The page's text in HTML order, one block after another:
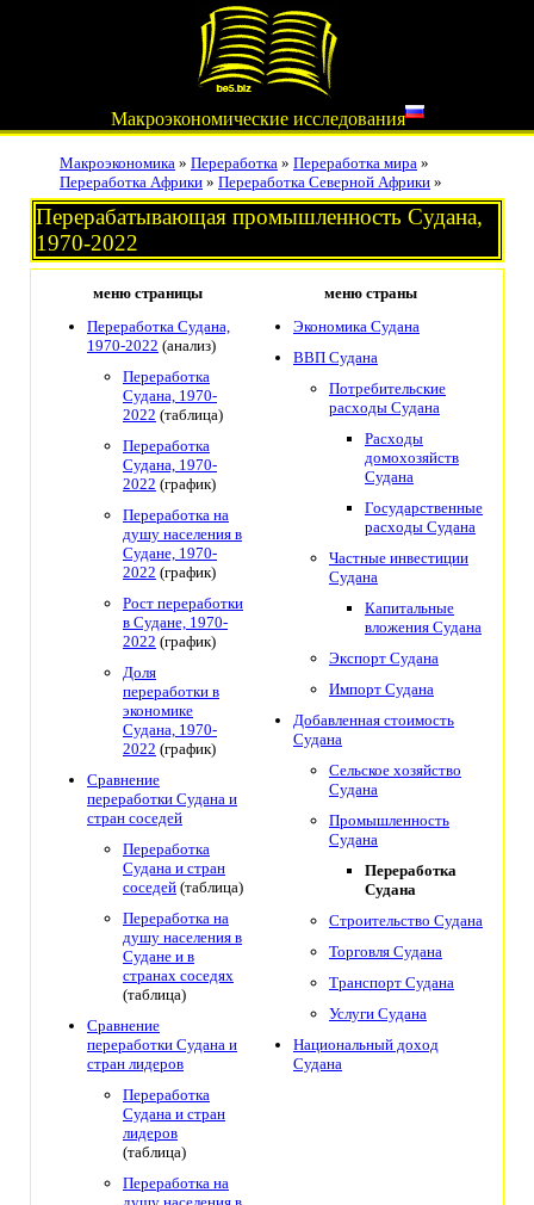
Макроэкономические исследования
Макроэкономика » Переработка » Переработка мира »
Переработка Африки » Переработка Северной Африки »
Перерабатывающая промышленность Судана,
1970-2022
меню страницы
меню страны
Переработка Судана,
1970-2022 (анализ)
Переработка
Судана, 1970-
2022 (таблица)
Переработка
Судана, 1970-
2022 (график)
Переработка на
душу населения в
Судане, 1970-
2022 (график)
Рост переработки
в Судане, 1970-
2022 (график)
Доля
переработки в
экономике
Судана, 1970-
2022 (график)
Сравнение
переработки Судана и
стран соседей
Переработка
Судана и стран
соседей (таблица)
Переработка на
душу населения в
Судане и в
странах соседях
(таблица)
Сравнение
переработки Судана и
стран лидеров
Переработка
Судана и стран
лидеров
(таблица)
Переработка на
Экономика Судана
ВВП Судана
Потребительские
расходы Судана
Расходы
домохозяйств
Судана
Государственные
расходы Судана
Частные инвестиции
Судана
Капитальные
вложения Судана
Экспорт Судана
Импорт Судана
Добавленная стоимость
Судана
Сельское хозяйство
Судана
Промышленность
Судана
Переработка
Судана
Строительство Судана
Торговля Судана
Транспорт Судана
Услуги Судана
Национальный доход
Судана